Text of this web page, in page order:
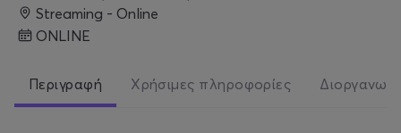
Streaming - Online
ONLINE
Περιγραφή Χρήσιμες πληροφορίες